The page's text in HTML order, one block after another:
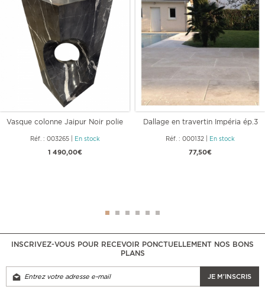
Vasque colonne Jaipur Noir polie
Réf. : 003265| En stock
1 490,00€
Dallage en travertin Impéria ép.3
Réf. : 000132 En stock
77,50€
INSCRIVEZ-VOUS POUR RECEVOIR PONCTUELLEMENT NOS BONS
PLANS
JE M'INSCRIS